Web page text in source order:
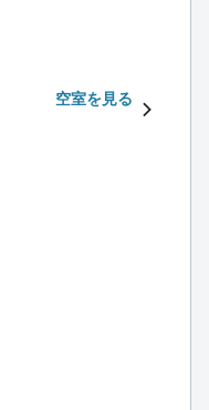
空室を見る